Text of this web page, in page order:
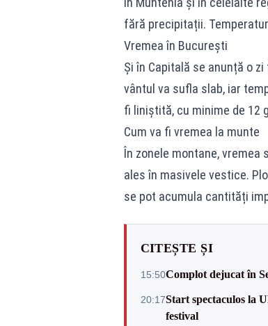
fără precipitații.
Vremea în București
Și în Capitală se anunță o
vântul va sufla slab, iar
fi liniștită, cu minime de 12
Cum va fi vremea la munte
În zonele montane, vremea
ales în masivele vestice.
se pot acumula cantități
CITEȘTE ȘI
15:50Complot dejucat în
20:17Start spectaculos la
festival